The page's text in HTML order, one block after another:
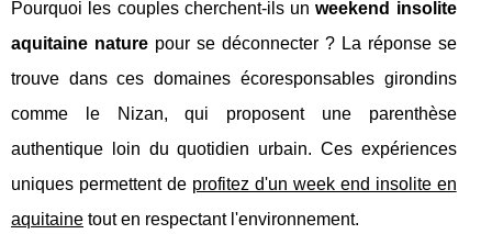
Pourquoi les couples cherchent-ils unweekend insolite
aquitaine naturepour se déconnecter ? La réponse se
trouve dans ces domaines écoresponsables girondins
comme le Nizan, qui proposent une parenthèse
authentique loin du quotidien urbain. Ces expériences
uniques permettent de profitez d'un week end insolite en
aquitaine tout en respectant l'environnement.